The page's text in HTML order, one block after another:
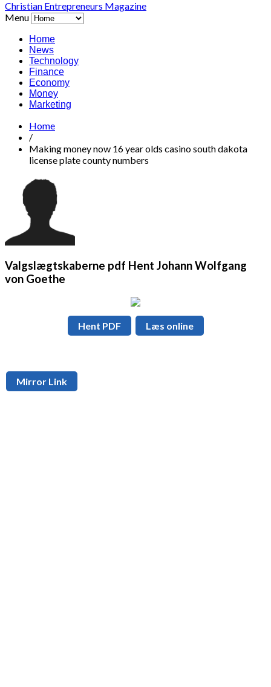
Christian Entrepreneurs Magazine
Menu
Home
News
Technology
Finance
Economy
Money
Marketing
Home
/
Making money now 16 year olds casino south dakota
license plate county numbers
Valgslægtskaberne pdf Hent Johann Wolfgang
von Goethe
Hent PDF Læs online
Mirror Link